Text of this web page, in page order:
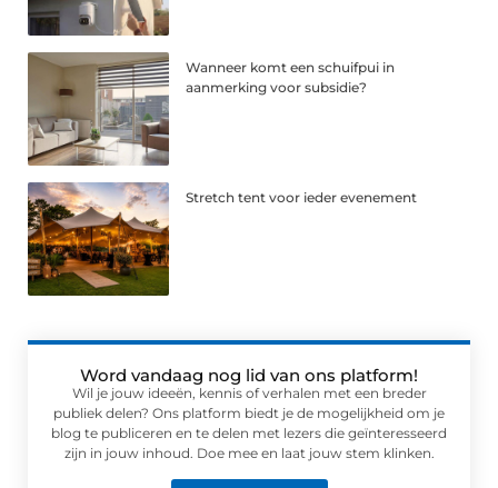
Wanneer komt een schuifpui in
aanmerking voor subsidie?
Stretch tent voor ieder evenement
Word vandaag nog lid van ons platform!
Wil je jouw ideeën, kennis of verhalen met een breder
publiek delen? Ons platform biedt je de mogelijkheid om je
blog te publiceren en te delen met lezers die geïnteresseerd
zijn in jouw inhoud. Doe mee en laat jouw stem klinken.